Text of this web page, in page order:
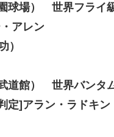
球場） 世界フライ
アレン
）
道館） 世界バンタ
定]アラン・ラドキン